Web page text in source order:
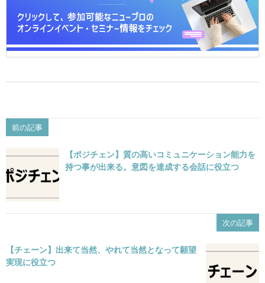
前の記事
【ポジチェン】質の高いコミュニケーション能力を
持つ事が出来る。意図を達成する会話に役立つ
次の記事
【チェーン】出来て当然、やれて当然となって願望
実現に役立つ